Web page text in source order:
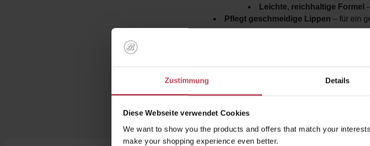
Zustimmung Details
Diese Webseite verwendet Cookies
We want to show you the products and offers that match your
make your shopping experience even better.
Leichte, reichhaltige Formel
Pflegt geschmeidige Lippen – für ein
sanfte, gesunde
Accessory Items